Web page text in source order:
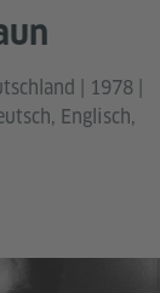
| 1978 |
Englisch,